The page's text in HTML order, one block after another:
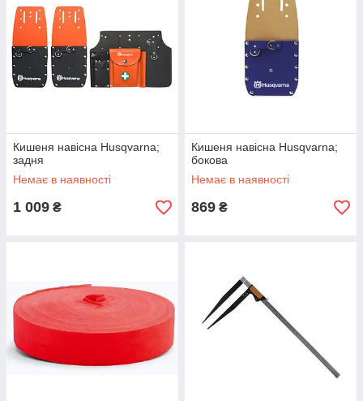
Кишеня навісна Husqvarna;
задня
Немає в наявності
1 009 ₴
Кишеня навісна Husqvarna;
бокова
Немає в наявності
869 ₴